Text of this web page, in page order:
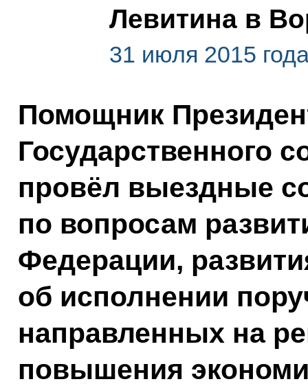
Левитина в
31 июля 2015
Помощник
Государственного
провёл выездные
по вопросам
Федерации,
об исполнении
направленных на
повышения